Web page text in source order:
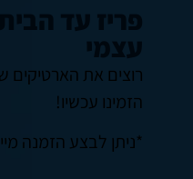
פריז עד
עצמי
רוצים את הארטיקים
הזמינו עכשיו!
*ניתן לבצע הזמנה